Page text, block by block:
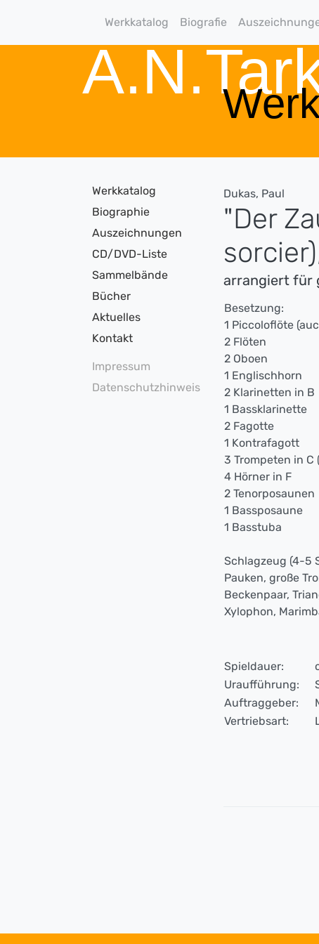
Werkkatalog Biografie
Werkkatalog
Biographie
Auszeichnungen
CD/DVD-Liste
Sammelbände
Bücher
Aktuelles
Kontakt
Impressum
Datenschutzhinweis
Dukas, Paul
"Der
arrangiert für
Besetzung:
1 Piccoloflöte
2 Flöten
2 Oboen
1 Englischhorn
2 Klarinetten in B
1 Bassklarinette
2 Fagotte
1 Kontrafagott
3 Trompeten in C
4 Hörner in F
2 Tenorposaunen
1 Bassposaune
1 Basstuba
Schlagzeug (4-5
Pauken, große
Beckenpaar,
Xylophon,
Spieldauer:
Uraufführung:
Auftraggeber:
Vertriebsart: